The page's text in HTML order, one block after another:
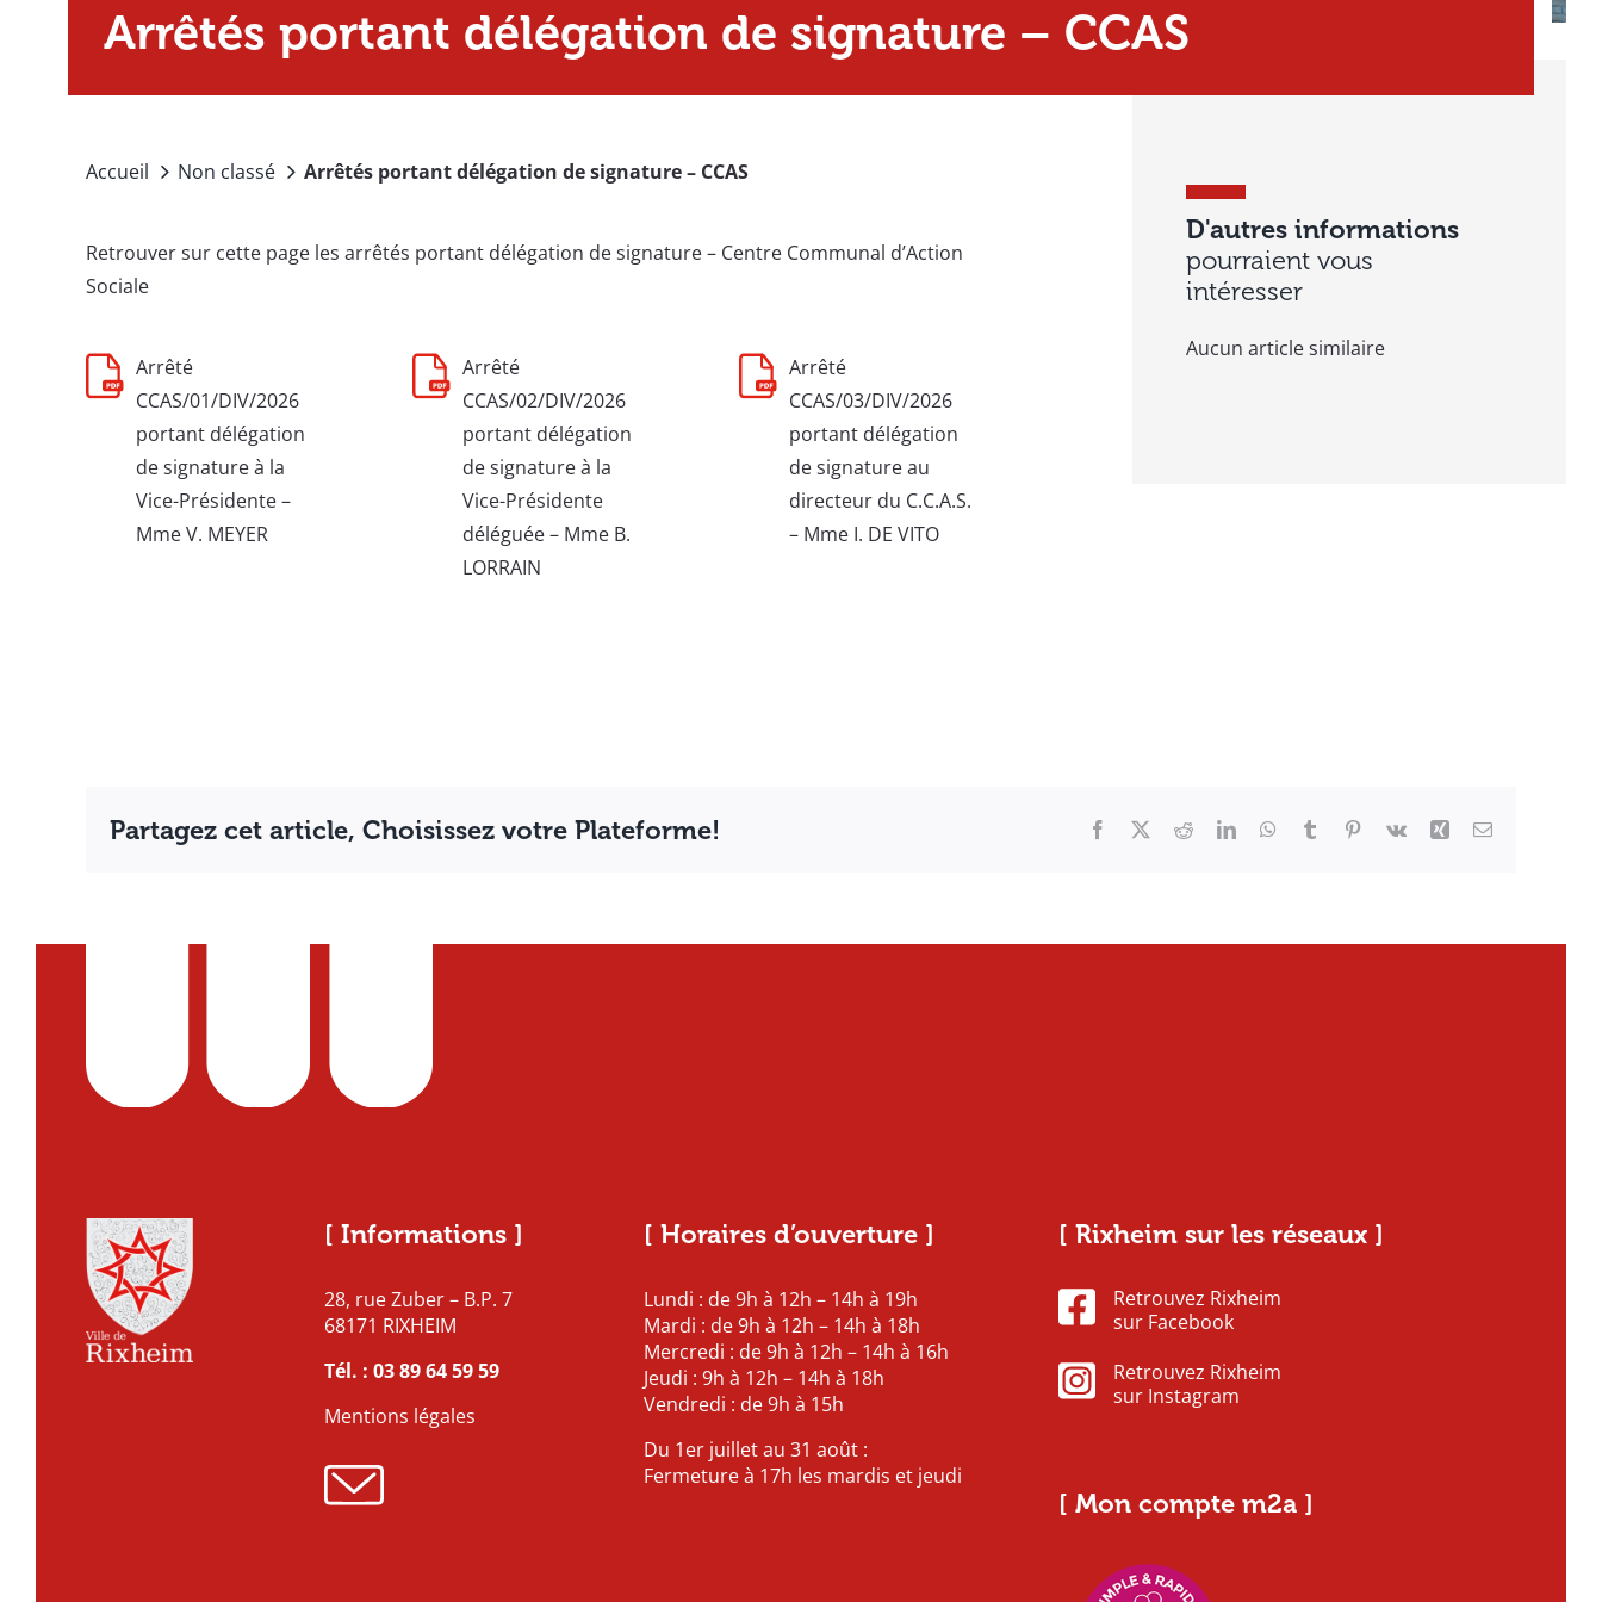
Arrêtés portant délégation de signature – CCAS
Accueil Non classé Arrêtés portant délégation de signature – CCAS
Retrouver sur cette page les arrêtés portant délégation de signature – Centre Communal d’Action
Sociale
Arrêté
CCAS/01/DIV/2026
portant délégation
de signature à la
Vice-Présidente –
Mme V. MEYER
Arrêté
CCAS/02/DIV/2026
portant délégation
de signature à la
Vice-Présidente
déléguée – Mme B.
LORRAIN
Arrêté
CCAS/03/DIV/2026
portant délégation
de signature au
directeur du C.C.A.S.
– Mme I. DE VITO
D'autres informations
pourraient vous
intéresser
Aucun article similaire
Partagez cet article, Choisissez votre Plateforme! Facebook RedditLinkedInWhatsApp
Tumblr Pinterest
Vk Xing Email
[ Informations ]
28, rue Zuber – B.P. 7
68171 RIXHEIM
Tél. : 03 89 64 59 59
Mentions légales
[ Horaires d’ouverture ]
Lundi : de 9h à 12h – 14h à 19h
Mardi : de 9h à 12h – 14h à 18h
Mercredi : de 9h à 12h – 14h à 16h
Jeudi : 9h à 12h – 14h à 18h
Vendredi : de 9h à 15h
Du 1er juillet au 31 août :
Fermeture à 17h les mardis et jeudi
[ Rixheim sur les réseaux ]
Retrouvez Rixheim
sur Facebook
Retrouvez Rixheim
sur Instagram
[ Mon compte m2a ]